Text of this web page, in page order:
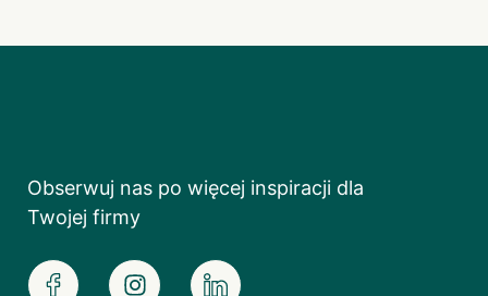
Obserwuj nas po więcej inspiracji dla
Twojej firmy